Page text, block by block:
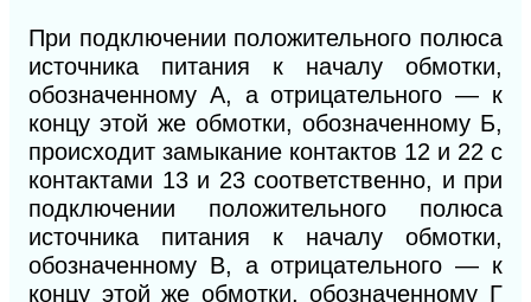
При подключении положительного полюса
источника питания к началу обмотки,
обозначенному А, а отрицательного — к
концу этой же обмотки, обозначенному Б,
происходит замыкание контактов 12 и 22 с
контактами 13 и 23 соответственно, и при
подключении положительного полюса
источника питания к началу обмотки,
обозначенному В, а отрицательного — к
концу этой же обмотки, обозначенному Г